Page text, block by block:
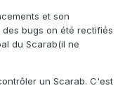
et son
bugs on été rectifiés
du Scarab(il ne
un Scarab. C'est